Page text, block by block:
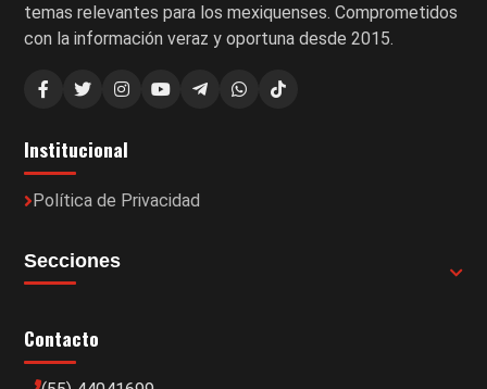
temas relevantes para los mexiquenses. Comprometidos
con la información veraz y oportuna desde 2015.
Institucional
Política de Privacidad
Secciones
Contacto